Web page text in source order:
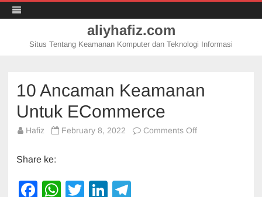
aliyhafiz.com
Situs Tentang Keamanan Komputer dan Teknologi Informasi
10 Ancaman Keamanan
Untuk ECommerce
Hafiz February 8, 2022 Comments Offon
Share ke:
F
W
T
Li